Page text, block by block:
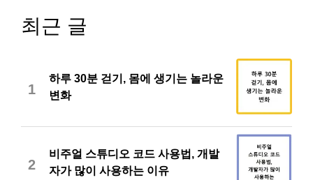
최근 글
1
하루 30분 걷기, 몸에 생기는 놀라운
변화
2
비주얼 스튜디오 코드 사용법, 개발
자가 많이 사용하는 이유